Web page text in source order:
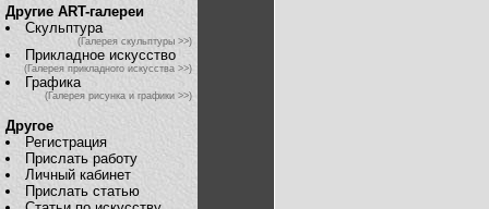
Другие ART-галереи
Скульптура
(Галерея скульптуры >>)
Прикладное искусство
(Галерея прикладного искусства >>)
Графика
(Галерея рисунка и графики >>)
Другое
Регистрация
Прислать работу
Личный кабинет
Прислать статью